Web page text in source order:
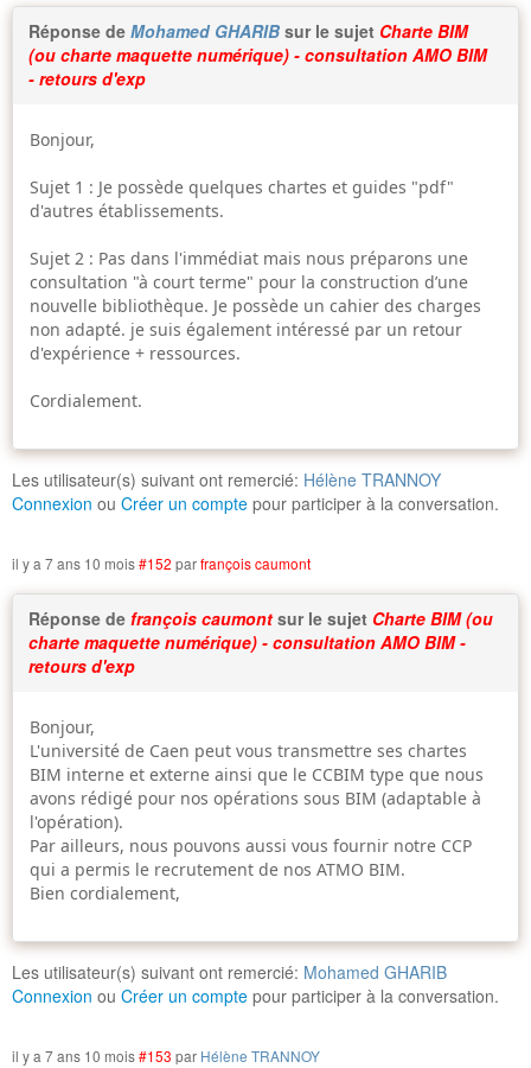
Réponse de Mohamed GHARIB sur le sujet Charte BIM
(ou charte maquette numérique) - consultation AMO BIM
- retours d'exp
Bonjour,
Sujet 1 : Je possède quelques chartes et guides "pdf"
d'autres établissements.
Sujet 2 : Pas dans l'immédiat mais nous préparons une
consultation "à court terme" pour la construction d’une
nouvelle bibliothèque. Je possède un cahier des charges
non adapté. je suis également intéressé par un retour
d'expérience + ressources.
Cordialement.
Les utilisateur(s) suivant ont remercié: Hélène TRANNOY
Connexion ou Créer un compte pour participer à la conversation.
il y a 7 ans 10 mois#152 parfrançois caumont
Réponse de françois caumont sur le sujet Charte BIM (ou
charte maquette numérique) - consultation AMO BIM -
retours d'exp
Bonjour,
L'université de Caen peut vous transmettre ses chartes
BIM interne et externe ainsi que le CCBIM type que nous
avons rédigé pour nos opérations sous BIM (adaptable à
l'opération).
Par ailleurs, nous pouvons aussi vous fournir notre CCP
qui a permis le recrutement de nos ATMO BIM.
Bien cordialement,
Les utilisateur(s) suivant ont remercié: Mohamed GHARIB
Connexion ou Créer un compte pour participer à la conversation.
il y a 7 ans 10 mois#153 par Hélène TRANNOY